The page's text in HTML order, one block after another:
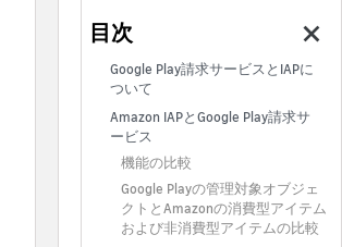
Google Play請求サービスとIAPに
ついて
Amazon IAPとGoogle Play請求サ
ービス
機能の比較
Google Playの管理対象オブジェ
クトとAmazonの消費型アイテム
および非消費型アイテムの比較